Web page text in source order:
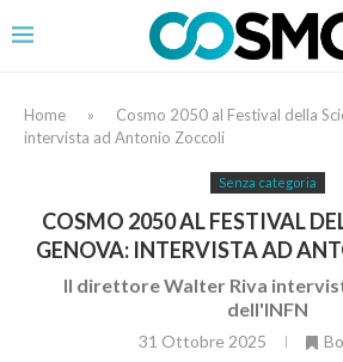
Home »
Cosmo 2050 al Festival della
intervista ad Antonio Zoccoli
Senza categoria
COSMO 2050 AL FESTIVAL
GENOVA: INTERVISTA AD
Il direttore Walter Riva
dell'INFN
31 Ottobre 2025